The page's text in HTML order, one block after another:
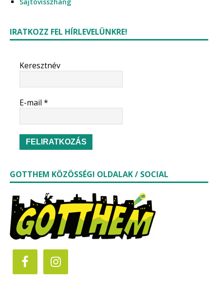
IRATKOZZ FEL HÍRLEVELÜNKRE!
Keresztnév
E-mail *
GOTTHEM KÖZÖSSÉGI OLDALAK / SOCIAL